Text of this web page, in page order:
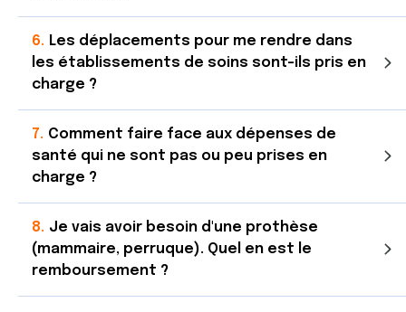
Les déplacements pour me rendre dans
les établissements de soins sont-ils pris en
charge ?
Comment faire face aux dépenses de
santé qui ne sont pas ou peu prises en
charge ?
Je vais avoir besoin d'une prothèse
(mammaire, perruque). Quel en est le
remboursement ?